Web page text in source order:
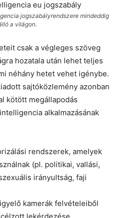
jogszabályrendszere mindeddig
a világon.
csak a végleges szöveg
hozatala után lehet teljes
néhány hetet vehet igénybe.
sajtóközlemény azonban
kötött megállapodás
alkalmazásának
rendszerek, amelyek
(pl. politikai, vallási,
irányultság, faji
kamerák felvételeiből